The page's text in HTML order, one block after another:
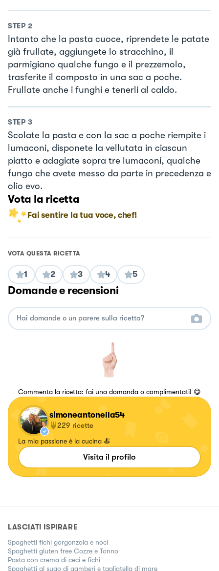
STEP 2
Intanto che la pasta cuoce, riprendete le patate
già frullate, aggiungete lo stracchino, il
parmigiano qualche fungo e il prezzemolo,
trasferite il composto in una sac a poche.
Frullate anche i funghi e tenerli al caldo.
STEP 3
Scolate la pasta e con la sac a poche riempite i
lumaconi, disponete la vellutata in ciascun
piatto e adagiate sopra tre lumaconi, qualche
fungo che avete messo da parte in precedenza e
olio evo.
Vota la ricetta
Fai sentire la tua voce, chef!
VOTA QUESTA RICETTA
1 2 3 4 5
Domande e recensioni
Commenta la ricetta: fai una domanda o complimentati! 😋
simoneantonella54
229 ricette
La mia passione è la cucina 🍝
Visita il profilo
LASCIATI ISPIRARE
Spaghetti fichi gorgonzola e noci
Spaghetti gluten free Cozze e Tonno
Pasta con crema di ceci e fichi
Spaghetti al sugo di gamberi e tagliatella di mare